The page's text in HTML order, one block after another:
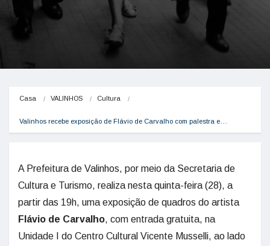
Casa VALINHOS Cultura
Valinhos recebe exposição de Flávio de Carvalho com palestra e…
A Prefeitura de Valinhos, por meio da Secretaria de
Cultura e Turismo, realiza nesta quinta-feira (28), a
partir das 19h, uma exposição de quadros do artista
Flávio de Carvalho, com entrada gratuita, na
Unidade I do Centro Cultural Vicente Musselli, ao lado